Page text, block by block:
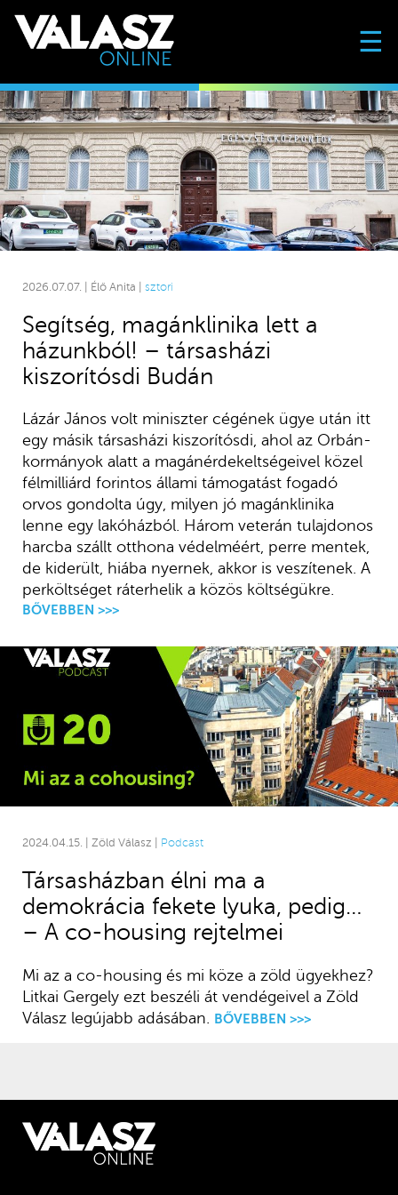
☰
2026.07.07. | Élő Anita | sztori
Segítség, magánklinika lett a
házunkból! – társasházi
kiszorítósdi Budán
Lázár János volt miniszter cégének ügye után itt
egy másik társasházi kiszorítósdi, ahol az Orbán-
kormányok alatt a magánérdekeltségeivel közel
félmilliárd forintos állami támogatást fogadó
orvos gondolta úgy, milyen jó magánklinika
lenne egy lakóházból. Három veterán tulajdonos
harcba szállt otthona védelméért, perre mentek,
de kiderült, hiába nyernek, akkor is veszítenek. A
perköltséget ráterhelik a közös költségükre.
BŐVEBBEN >>>
2024.04.15. | Zöld Válasz | Podcast
Társasházban élni ma a
demokrácia fekete lyuka, pedig…
– A co-housing rejtelmei
Mi az a co-housing és mi köze a zöld ügyekhez?
Litkai Gergely ezt beszéli át vendégeivel a Zöld
Válasz legújabb adásában. BŐVEBBEN >>>